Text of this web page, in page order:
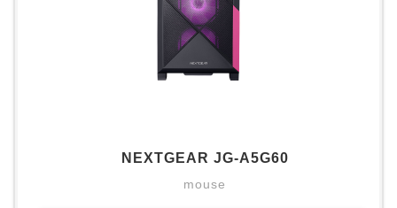
NEXTGEAR JG-A5G60
mouse